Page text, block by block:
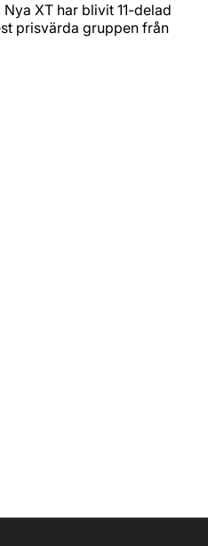
XT har blivit 11-delad
prisvärda gruppen från